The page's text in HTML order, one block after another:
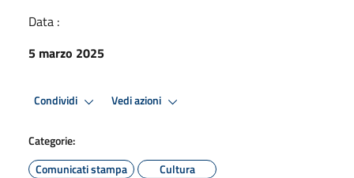
Data :
5 marzo 2025
Condividi Vedi azioni
Categorie:
Comunicati stampa
Cultura